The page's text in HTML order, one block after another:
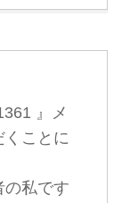
』メ
くことに
の私です